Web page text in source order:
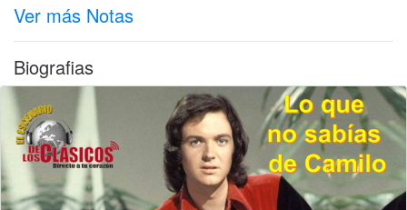
Ver más Notas
Biografias